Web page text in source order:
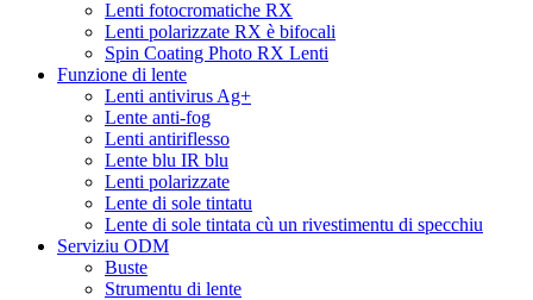
Lenti fotocromatiche RX
Lenti polarizzate RX è bifocali
Spin Coating Photo RX Lenti
Funzione di lente
Lenti antivirus Ag+
Lente anti-fog
Lenti antiriflesso
Lente blu IR blu
Lenti polarizzate
Lente di sole tintatu
Lente di sole tintata cù un rivestimentu di specchiu
Serviziu ODM
Buste
Strumentu di lente